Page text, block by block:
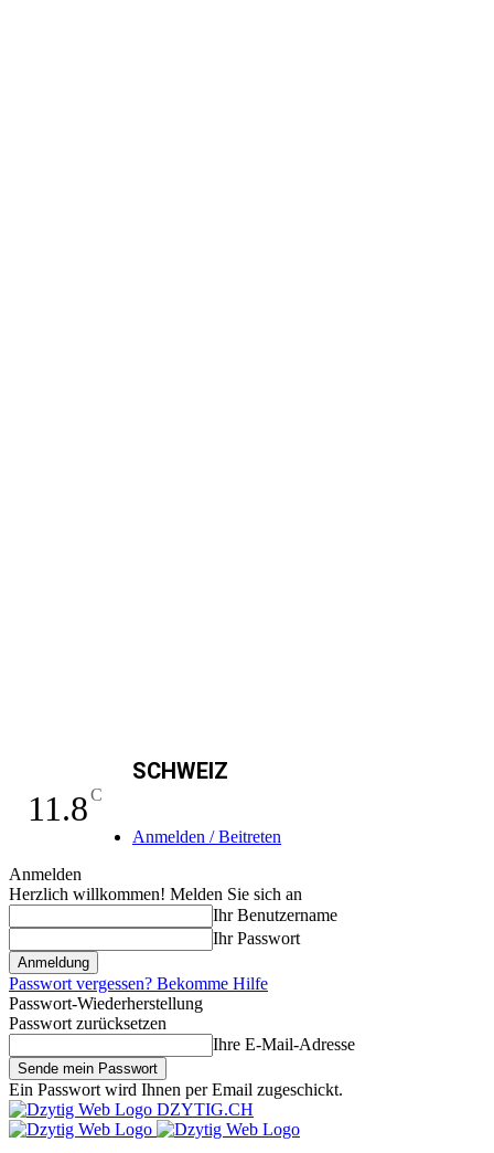
11.8C
SCHWEIZ
Anmelden / Beitreten
Anmelden
Herzlich willkommen! Melden Sie sich an
Ihr Benutzername
Ihr Passwort
Passwort vergessen? Bekomme Hilfe
Passwort-Wiederherstellung
Passwort zurücksetzen
Ihre E-Mail-Adresse
Ein Passwort wird Ihnen per Email zugeschickt.
DZYTIG.CH